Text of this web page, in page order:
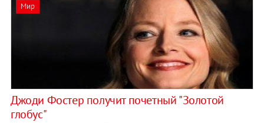
Мир
Джоди Фостер получит почетный "Золотой
глобус"